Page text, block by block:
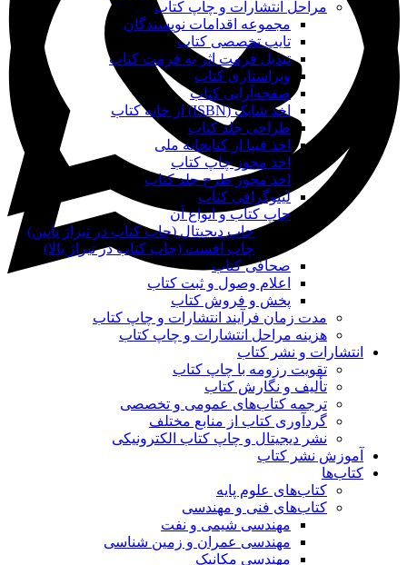
مراحل انتشارات و چاپ کتاب
مجموعه اقدامات نویسندگان
تایپ تخصصی کتاب
تبدیل فرمت اثر به فرمت کتاب
ویراستاری کتاب
صفحه‌آرایی کتاب
اخذ شابک (ISBN) از خانه کتاب
طراحی جلد کتاب
اخذ فیپا از کتابخانه ملی
اخذ مجوز چاپ کتاب
اخذ مجوز طرح جلد کتاب
لیتوگرافی کتاب
چاپ کتاب و انواع آن
چاپ دیجیتال (چاپ کتاب در تیراژ پایین)
چاپ افست (چاپ کتاب در تیراژ بالا)
صحافی کتاب
اعلام وصول و ثبت کتاب
پخش و فروش کتاب
مدت زمان فرآیند انتشارات و چاپ کتاب
هزینه مراحل انتشارات و چاپ کتاب
انتشارات و نشر کتاب
تقویت رزومه با چاپ کتاب
تألیف و نگارش کتاب
ترجمه کتاب‌های عمومی و تخصصی
گردآوری کتاب از منابع مختلف
نشر دیجیتال و چاپ کتاب الکترونیکی
آموزش نشر کتاب
کتاب‌ها
کتاب‌های علوم پایه
کتاب‌های فنی و مهندسی
مهندسی شیمی و نفت
مهندسی عمران و زمین شناسی
مهندسی مکانیک